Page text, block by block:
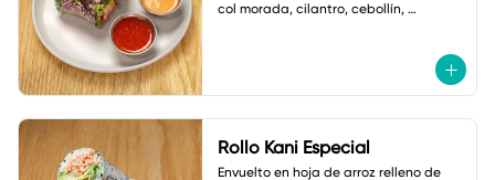
col morada, cilantro, cebollín,
Rollo Kani Especial
Envuelto en hoja de arroz relleno de